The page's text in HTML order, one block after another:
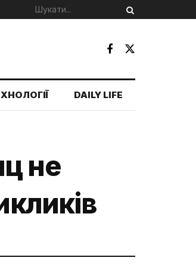
DAILY LIFE
не